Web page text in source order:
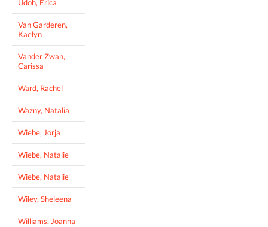
Udoh, Erica
Van Garderen,
Kaelyn
Vander Zwan,
Carissa
Ward, Rachel
Wazny, Natalia
Wiebe, Jorja
Wiebe, Natalie
Wiebe, Natalie
Wiley, Sheleena
Williams, Joanna